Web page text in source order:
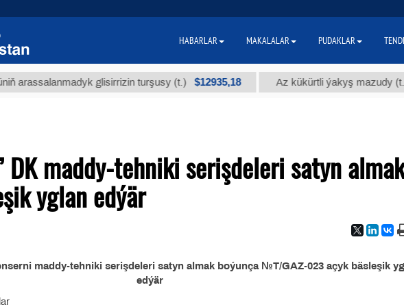
glisirrizin turşusy (t.) $12935,18 Az kükürtli ýakyş mazudy (t.)
DK maddy-tehniki serişdeleri satyn almak
yglan edýär
maddy-tehniki serişdeleri satyn almak boýunça №T/GAZ-023 açyk bäsleşik
edýär
HABARLAR MAKALALAR PUDAKLAR